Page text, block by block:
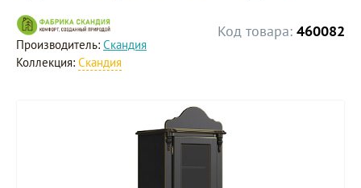
Код товара: 460082
Производитель: Скандия
Коллекция: Скандия